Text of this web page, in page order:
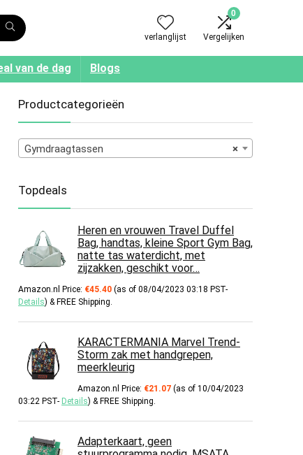
verlanglijst
0
Vergelijken
van de dag Blogs
Productcategorieën
×
Gymdraagtassen
Topdeals
Heren en vrouwen Travel Duffel
Bag, handtas, kleine Sport Gym Bag,
natte tas waterdicht, met
zijzakken, geschikt voor…
Amazon.nl Price: €45.40 (as of 08/04/2023 03:18 PST-
Details) & FREE Shipping.
KARACTERMANIA Marvel Trend-
Storm zak met handgrepen,
meerkleurig
Amazon.nl Price: €21.07 (as of 10/04/2023
03:22 PST- Details) & FREE Shipping.
Adapterkaart, geen